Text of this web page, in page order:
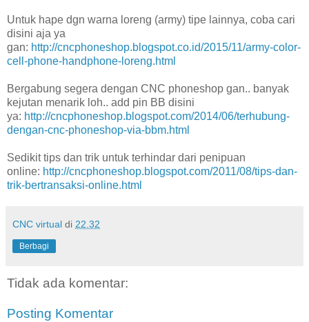
Untuk hape dgn warna loreng (army) tipe lainnya, coba cari
disini aja ya
gan: http://cncphoneshop.blogspot.co.id/2015/11/army-color-
cell-phone-handphone-loreng.html
Bergabung segera dengan CNC phoneshop gan.. banyak
kejutan menarik loh.. add pin BB disini
ya: http://cncphoneshop.blogspot.com/2014/06/terhubung-
dengan-cnc-phoneshop-via-bbm.html
Sedikit tips dan trik untuk terhindar dari penipuan
online: http://cncphoneshop.blogspot.com/2011/08/tips-dan-
trik-bertransaksi-online.html
CNC virtual di 22.32
Berbagi
Tidak ada komentar:
Posting Komentar